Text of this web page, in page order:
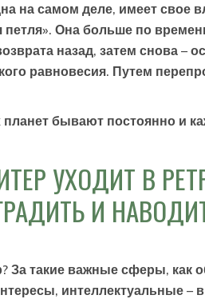
на самом деле, имеет свое
петля». Она больше по
назад, затем снова
равновесия. Путем
бывают постоянно и
УХОДИТ В
И
За такие важные сферы, как
интеллектуальные